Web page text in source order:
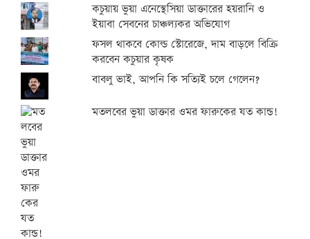
কচুয়ায় ভুয়া এনেস্থেসিয়া ডাক্তারের হয়রানি ও
ইয়াবা সেবনের চাঞ্চল্যকর অভিযোগ
ফসল থাকবে কোল্ড স্টোরেজে, দাম বাড়লে বিক্রি
করবেন কচুয়ার কৃষক
বাবলু ভাই, আপনি কি সত্যিই চলে গেলেন?
মতলবের ভুয়া ডাক্তার ওমর ফারুকের যত কান্ড!